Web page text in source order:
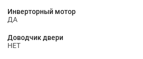
Инверторный мотор
ДА
Доводчик двери
НЕТ